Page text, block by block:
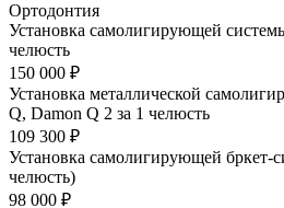
Ортодонтия
Установка самолигирующей
челюсть
150 000 ₽
Установка металлической
Q, Damon Q 2 за 1 челюсть
109 300 ₽
Установка самолигирующей бркет-
челюсть)
98 000 ₽